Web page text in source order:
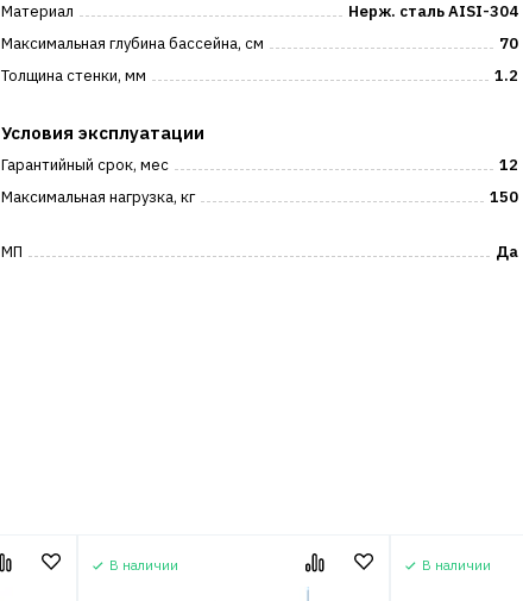
Материал
Нерж. сталь AISI-304
Максимальная глубина бассейна, см
70
Толщина стенки, мм
1.2
Условия эксплуатации
Гарантийный срок, мес
12
Максимальная нагрузка, кг
150
МП Да
В наличии В наличии